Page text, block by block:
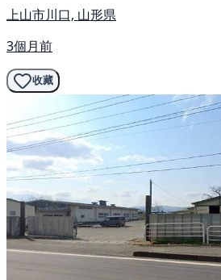
上山市川口, 山形県
3個月前
收藏